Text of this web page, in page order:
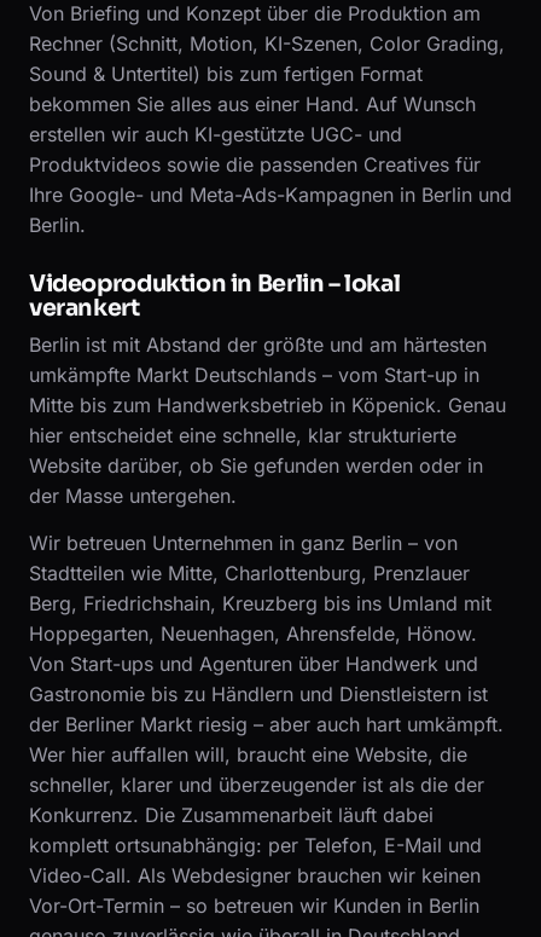
Von Briefing und Konzept über die Produktion am
Rechner (Schnitt, Motion, KI-Szenen, Color Grading,
Sound & Untertitel) bis zum fertigen Format
bekommen Sie alles aus einer Hand. Auf Wunsch
erstellen wir auch KI-gestützte UGC- und
Produktvideos sowie die passenden Creatives für
Ihre Google- und Meta-Ads-Kampagnen in Berlin und
Berlin.
Videoproduktion in Berlin – lokal
verankert
Berlin ist mit Abstand der größte und am härtesten
umkämpfte Markt Deutschlands – vom Start-up in
Mitte bis zum Handwerksbetrieb in Köpenick. Genau
hier entscheidet eine schnelle, klar strukturierte
Website darüber, ob Sie gefunden werden oder in
der Masse untergehen.
Wir betreuen Unternehmen in ganz Berlin – von
Stadtteilen wie Mitte, Charlottenburg, Prenzlauer
Berg, Friedrichshain, Kreuzberg bis ins Umland mit
Hoppegarten, Neuenhagen, Ahrensfelde, Hönow.
Von Start-ups und Agenturen über Handwerk und
Gastronomie bis zu Händlern und Dienstleistern ist
der Berliner Markt riesig – aber auch hart umkämpft.
Wer hier auffallen will, braucht eine Website, die
schneller, klarer und überzeugender ist als die der
Konkurrenz. Die Zusammenarbeit läuft dabei
komplett ortsunabhängig: per Telefon, E-Mail und
Video-Call. Als Webdesigner brauchen wir keinen
Vor-Ort-Termin – so betreuen wir Kunden in Berlin